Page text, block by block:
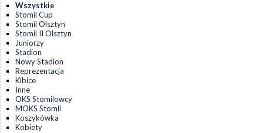
Wszystkie
Stomil Cup
Stomil Olsztyn
Stomil II Olsztyn
Juniorzy
Stadion
Nowy Stadion
Reprezentacja
Kibice
Inne
OKS Stomilowcy
MOKS Stomil
Koszykówka
Kobiety